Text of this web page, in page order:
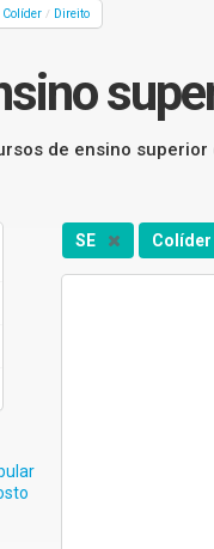
Colíder / Direito
de ensino
SE Colíder